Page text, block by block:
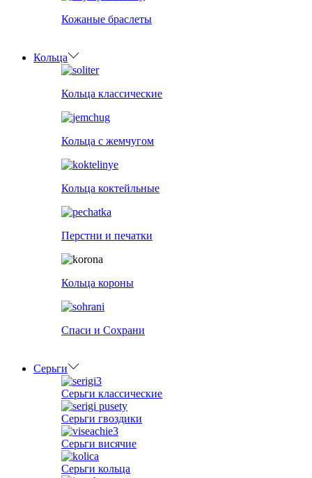
Кожаные браслеты
Кольца
Кольца классические
Кольца с жемчугом
Кольца коктейльные
Перстни и печатки
Кольца короны
Спаси и Сохрани
Серьги
Серьги классические
Серьги гвоздики
Серьги висячие
Серьги кольца